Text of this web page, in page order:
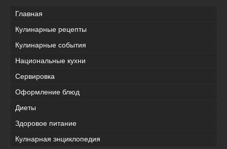
Главная
Кулинарные рецепты
Кулинарные события
Национальные кухни
Сервировка
Оформление блюд
Диеты
Здоровое питание
Кулнарная энциклопедия